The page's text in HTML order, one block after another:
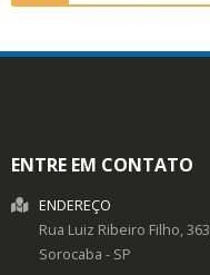
ENTRE EM CONTATO
ENDEREÇO
Rua Luiz Ribeiro Filho, 363
Sorocaba - SP